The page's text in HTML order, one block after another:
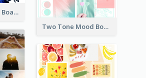
Deep Sea Mood Board
Two Tone Mood Board